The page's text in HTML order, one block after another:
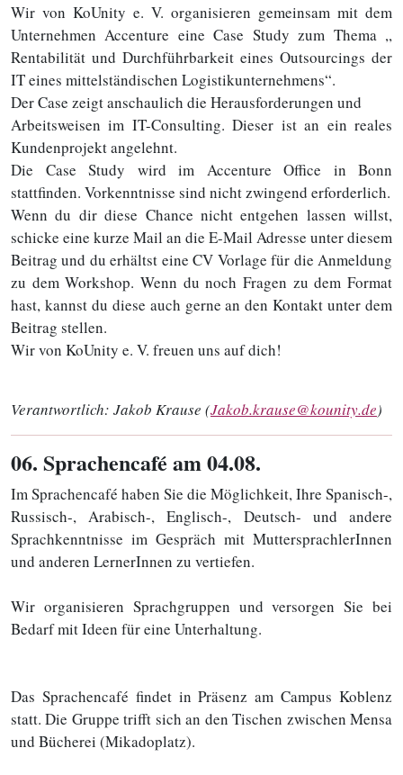
Wir von KoUnity e. V. organisieren gemeinsam mit dem
Unternehmen Accenture eine Case Study zum Thema ,,
Rentabilität und Durchführbarkeit eines Outsourcings der
IT eines mittelständischen Logistikunternehmens“.
Der Case zeigt anschaulich die Herausforderungen und
Arbeitsweisen im IT-Consulting. Dieser ist an ein reales
Kundenprojekt angelehnt.
Die Case Study wird im Accenture Office in Bonn
stattfinden. Vorkenntnisse sind nicht zwingend erforderlich.
Wenn du dir diese Chance nicht entgehen lassen willst,
schicke eine kurze Mail an die E-Mail Adresse unter diesem
Beitrag und du erhältst eine CV Vorlage für die Anmeldung
zu dem Workshop. Wenn du noch Fragen zu dem Format
hast, kannst du diese auch gerne an den Kontakt unter dem
Beitrag stellen.
Wir von KoUnity e. V. freuen uns auf dich!
Verantwortlich: Jakob Krause (Jakob.krause@kounity.de)
06. Sprachencafé am 04.08.
Im Sprachencafé haben Sie die Möglichkeit, Ihre Spanisch-,
Russisch-, Arabisch-, Englisch-, Deutsch- und andere
Sprachkenntnisse im Gespräch mit MuttersprachlerInnen
und anderen LernerInnen zu vertiefen.
Wir organisieren Sprachgruppen und versorgen Sie bei
Bedarf mit Ideen für eine Unterhaltung.
Das Sprachencafé findet in Präsenz am Campus Koblenz
statt. Die Gruppe trifft sich an den Tischen zwischen Mensa
und Bücherei (Mikadoplatz).